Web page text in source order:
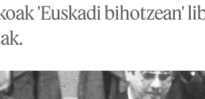
'Euskadi bihotzean'